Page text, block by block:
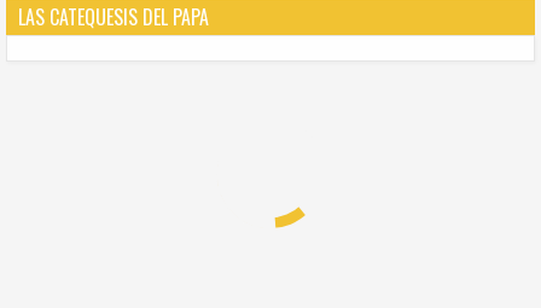
LAS CATEQUESIS DEL PAPA